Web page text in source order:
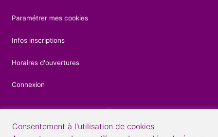
Paramétrer mes cookies
Infos inscriptions
Horaires d'ouvertures
Connexion
Consentement à l'utilisation de cookies